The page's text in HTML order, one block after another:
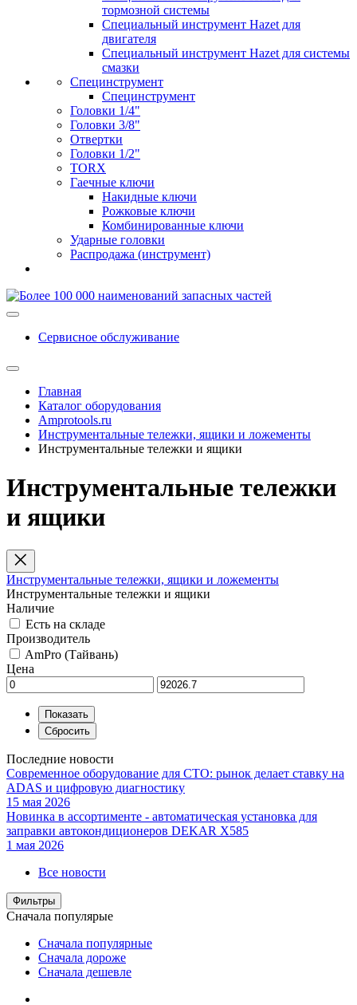
тормозной системы
Специальный инструмент Hazet для
двигателя
Специальный инструмент Hazet для системы
смазки
Специнструмент
Специнструмент
Головки 1/4"
Головки 3/8"
Отвертки
Головки 1/2"
TORX
Гаечные ключи
Накидные ключи
Рожковые ключи
Комбинированные ключи
Ударные головки
Распродажа (инструмент)
Сервисное обслуживание
Главная
Каталог оборудования
Amprotools.ru
Инструментальные тележки, ящики и ложементы
Инструментальные тележки и ящики
Инструментальные тележки
и ящики
Инструментальные тележки, ящики и ложементы
Инструментальные тележки и ящики
Наличие
Есть на складе
Производитель
AmPro (Тайвань)
Цена
Последние новости
Современное оборудование для СТО: рынок делает ставку на
ADAS и цифровую диагностику
15 мая 2026
Новинка в ассортименте - автоматическая установка для
заправки автокондиционеров DEKAR X585
1 мая 2026
Все новости
Фильтры
Сначала популярые
Сначала популярные
Сначала дороже
Сначала дешевле